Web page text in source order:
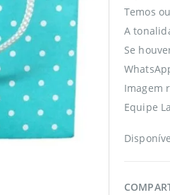
Temos
A
Se
Imagem
Equipe